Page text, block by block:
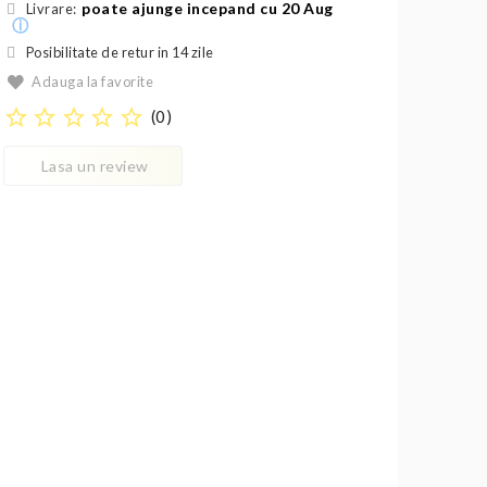
Livrare: poate ajunge incepand cu 20 Aug
ⓘ
Posibilitate de retur in 14 zile
Adauga la favorite
star_border star_border star_border star_border star_border (0)
Lasa un review